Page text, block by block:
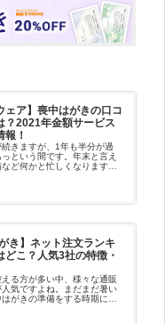
ェア】喪中はがきの口コ
？2021年金額サービス
！
きますが、1年も半分が過
という間です。年末と言え
ど何かと忙しくなりますよ
き】ネット注文ランキ
どこ？人気3社の特徴・
る方が多い中、様々な通販
気ですよね。まだまだ暑い
がきの準備をする時期にな